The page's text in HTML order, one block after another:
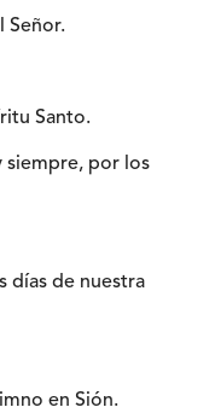
Señor.
Santo.
siempre, por los
días de nuestra
en Sión.